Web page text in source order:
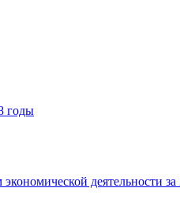
годы
деятельности за